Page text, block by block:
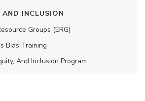
INCLUSION
Groups (ERG)
Bias Training
And Inclusion Program